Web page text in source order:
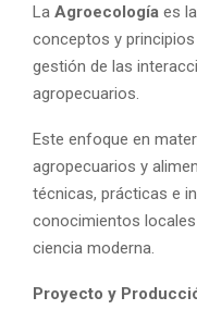
La Agroecología es
conceptos y
gestión de las
agropecuarios.
Este enfoque en
agropecuarios y
técnicas, prácticas e
conocimientos
ciencia moderna.
Proyecto y